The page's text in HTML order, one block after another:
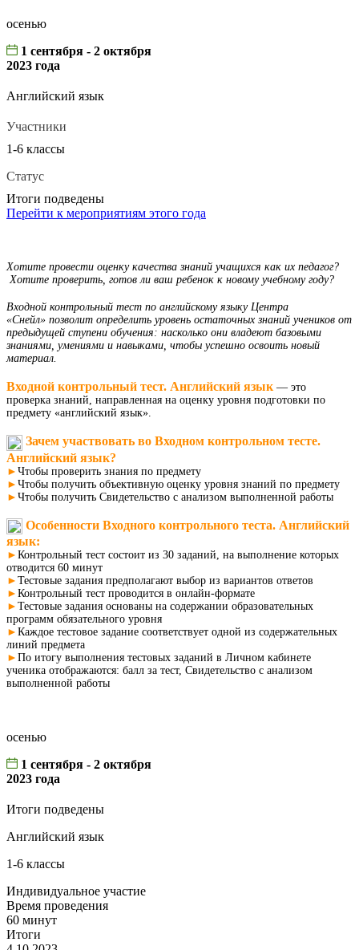
осенью
1 сентября - 2 октября
2023 года
Английский язык
Участники
1-6 классы
Статус
Итоги подведены
Перейти к мероприятиям этого года
Хотите провести оценку качества знаний учащихся как их педагог?​
Хотите проверить, готов ли ваш ребенок к новому учебному году?
Входной контрольный тест по английскому языку Центра
«Снейл» позволит определить уровень остаточных знаний учеников от
предыдущей ступени обучения: насколько они владеют базовыми
знаниями, умениями и навыками, чтобы успешно освоить новый
материал.
Входной контрольный тест. Английский язык— это
проверка знаний, направленная на оценку уровня подготовки по
предмету «английский язык».
Зачем участвовать во Входном контрольном тесте.
Английский язык?
► Чтобы проверить знания по предмету
► Чтобы получить объективную оценку уровня знаний по предмету
► Чтобы получить Свидетельство с анализом выполненной работы
Особенности Входного контрольного теста. Английский
язык:
► Контрольный тест состоит из 30 заданий, на выполнение которых
отводится 60 минут
► Тестовые задания предполагают выбор из вариантов ответов
► Контрольный тест проводится в онлайн-формате
► Тестовые задания основаны на содержании образовательных
программ обязательного уровня
► Каждое тестовое задание соответствует одной из содержательных
линий предмета
► По итогу выполнения тестовых заданий в Личном кабинете
ученика отображаются: балл за тест, Свидетельство с анализом
выполненной работы
осенью
1 сентября - 2 октября
2023 года
Итоги подведены
Английский язык
1-6 классы
Индивидуальное участие
Время проведения
60 минут
Итоги